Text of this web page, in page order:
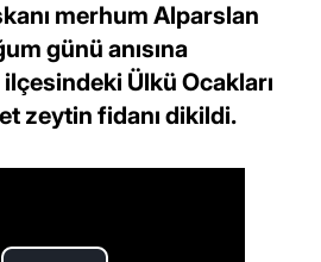
merhum Alparslan
günü anısına
Ülkü Ocakları
zeytin fidanı dikildi.